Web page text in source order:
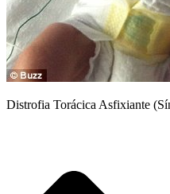
DIRETORIA
MISSÃO, VISÃO E
NANISMO
Distrofia Torácica Asfixiante